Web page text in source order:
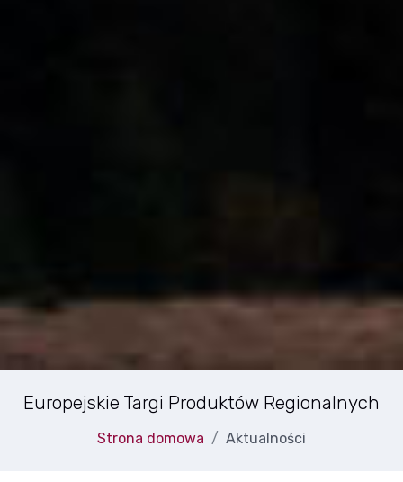
Europejskie Targi Produktów Regionalnych
Strona domowa Aktualności